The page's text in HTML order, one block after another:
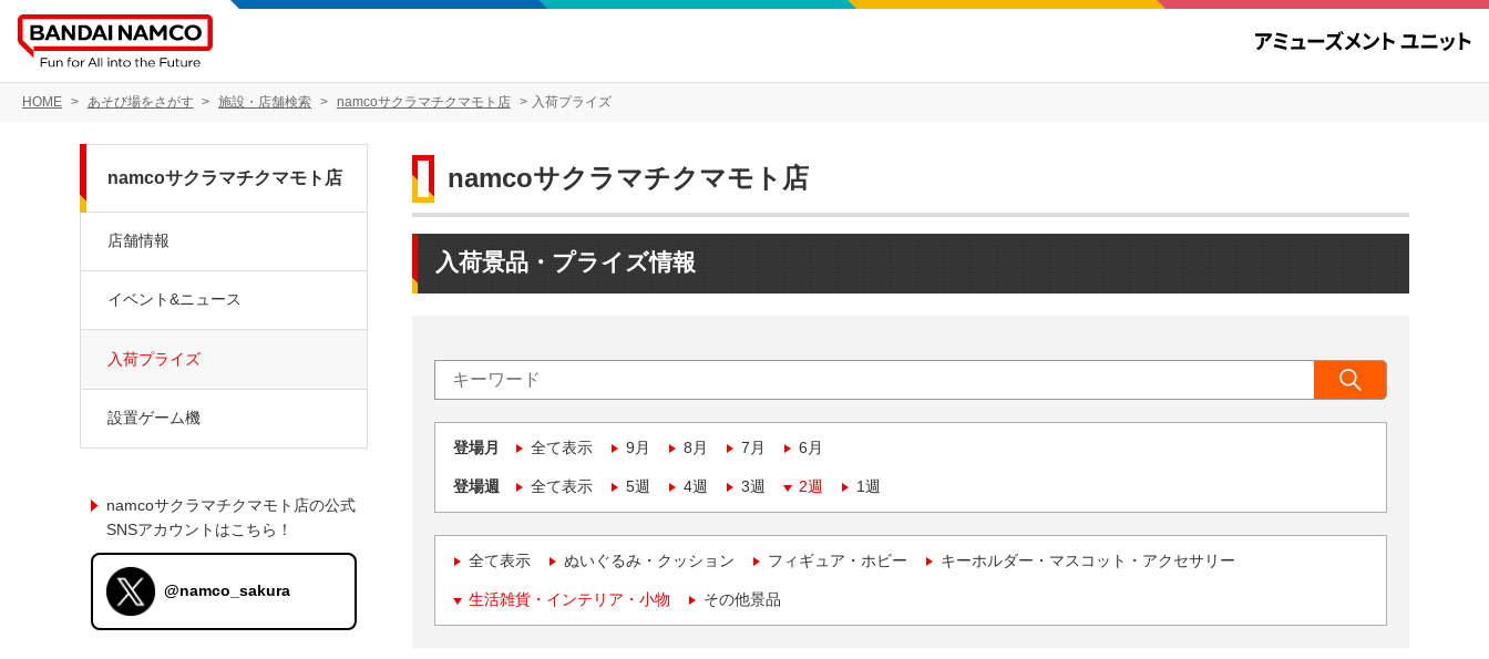
HOME あそび場をさがす 施設・店舗検索 namcoサクラマチクマモト店 入荷プライズ
namcoサクラマチクマモト店
入荷景品・プライズ情報
登場月 全て表示 9月 8月 7月 6月
登場週 全て表示 5週 4週 3週 2週 1週
全て表示 ぬいぐるみ・クッション フィギュア・ホビー キーホルダー・マスコット・アクセサリー
生活雑貨・インテリア・小物 その他景品
namcoサクラマチクマモト店
店舗情報
イベント&ニュース
入荷プライズ
設置ゲーム機
namcoサクラマチクマモト店の公式
SNSアカウントはこちら！
@namco_sakura